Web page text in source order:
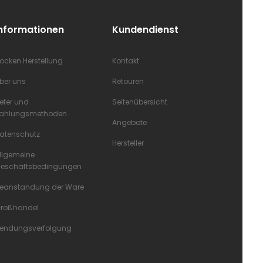
Herstellung
uns
und
der Ware
Kundendienst
Kontakt
Retouren
Seitenübersicht
Angebote
Hersteller